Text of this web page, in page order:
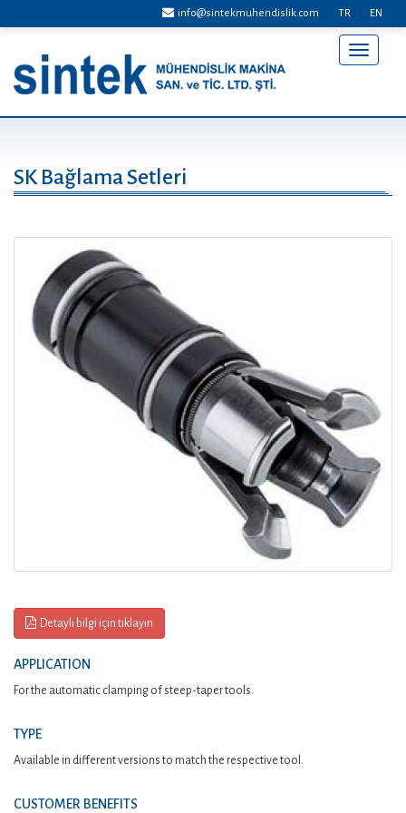
info@sintekmuhendislik.com TR EN
Menü
SK Bağlama Setleri
Detaylı bilgi için tıklayın
APPLICATION
For the automatic clamping of steep-taper tools.
TYPE
Available in different versions to match the respective tool.
CUSTOMER BENEFITS